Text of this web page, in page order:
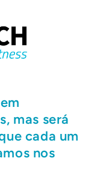
mas será
cada um
nos